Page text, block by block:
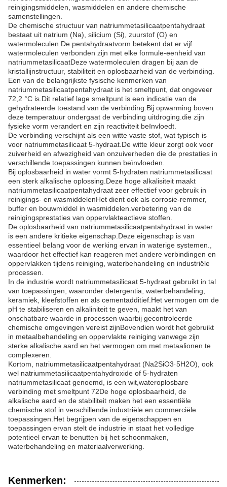
reinigingsmiddelen, wasmiddelen en andere chemische
samenstellingen.
De chemische structuur van natriummetasilicaatpentahydraat
bestaat uit natrium (Na), silicium (Si), zuurstof (O) en
watermoleculen.De pentahydraatvorm betekent dat er vijf
watermoleculen verbonden zijn met elke formule-eenheid van
natriummetasilicaatDeze watermoleculen dragen bij aan de
kristallijnstructuur, stabiliteit en oplosbaarheid van de verbinding.
Een van de belangrijkste fysische kenmerken van
natriummetasilicaatpentahydraat is het smeltpunt, dat ongeveer
72,2 °C is.Dit relatief lage smeltpunt is een indicatie van de
gehydrateerde toestand van de verbinding.Bij opwarming boven
deze temperatuur ondergaat de verbinding uitdroging.die zijn
fysieke vorm verandert en zijn reactiviteit beïnvloedt.
De verbinding verschijnt als een witte vaste stof, wat typisch is
voor natriummetasilicaat 5-hydraat.De witte kleur zorgt ook voor
zuiverheid en afwezigheid van onzuiverheden die de prestaties in
verschillende toepassingen kunnen beïnvloeden.
Bij oplosbaarheid in water vormt 5-hydraten natriummetasilicaat
een sterk alkalische oplossing.Deze hoge alkalisiteit maakt
natriummetasilicaatpentahydraat zeer effectief voor gebruik in
reinigings- en wasmiddelenHet dient ook als corrosie-remmer,
buffer en bouwmiddel in wasmiddelen.verbetering van de
reinigingsprestaties van oppervlakteactieve stoffen.
De oplosbaarheid van natriummetasilicaatpentahydraat in water
is een andere kritieke eigenschap.Deze eigenschap is van
essentieel belang voor de werking ervan in waterige systemen.,
waardoor het effectief kan reageren met andere verbindingen en
oppervlakken tijdens reiniging, waterbehandeling en industriële
processen.
In de industrie wordt natriummetasilicaat 5-hydraat gebruikt in tal
van toepassingen, waaronder detergentia, waterbehandeling,
keramiek, kleefstoffen en als cementadditief.Het vermogen om de
pH te stabiliseren en alkaliniteit te geven, maakt het van
onschatbare waarde in processen waarbij gecontroleerde
chemische omgevingen vereist zijnBovendien wordt het gebruikt
in metaalbehandeling en oppervlakte reiniging vanwege zijn
sterke alkalische aard en het vermogen om met metaalionen te
complexeren.
Kortom, natriummetasilicaatpentahydraat (Na2SiO3·5H2O), ook
wel natriummetasilicaatpentahydroxide of 5-hydraten
natriummetasilicaat genoemd, is een wit,wateroplosbare
verbinding met smeltpunt 72De hoge oplosbaarheid, de
alkalische aard en de stabiliteit maken het een essentiële
chemische stof in verschillende industriële en commerciële
toepassingen.Het begrijpen van de eigenschappen en
toepassingen ervan stelt de industrie in staat het volledige
potentieel ervan te benutten bij het schoonmaken,
waterbehandeling en materiaalverwerking.
Kenmerken: